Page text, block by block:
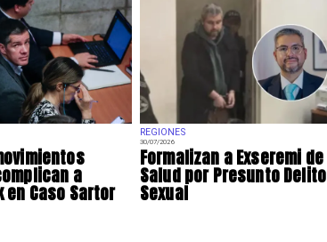
a
en Caso Sartor
REGIONES
30/07/2026
Formalizan a Exseremi de
Salud por Presunto Delito
Sexual